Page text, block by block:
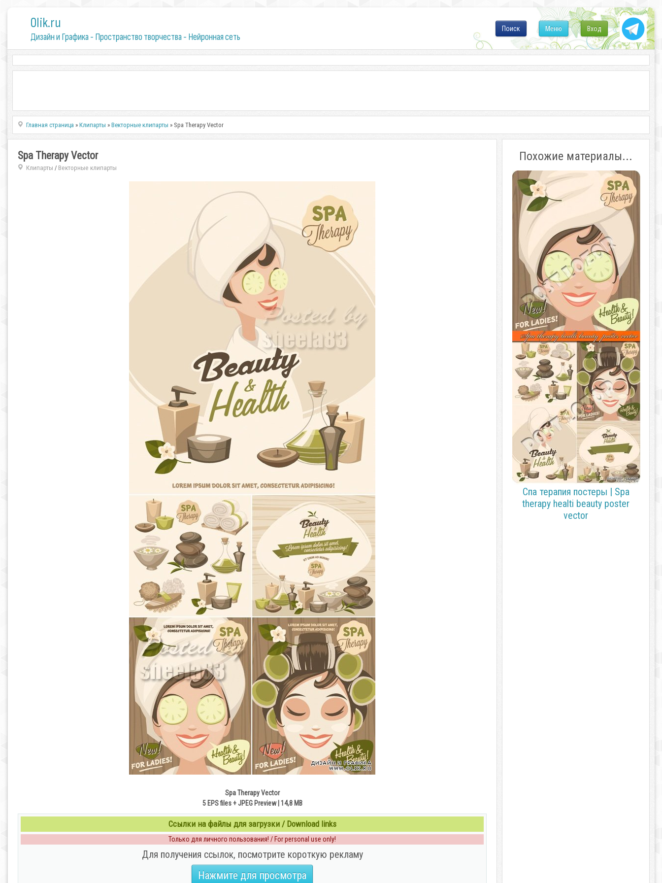
0lik.ru
Дизайн и Графика - Пространство творчества - Нейронная сеть
Вход
Меню
Поиск
Главная страница »Клипарты »Векторные клипарты » Spa Therapy Vector
Spa Therapy Vector
Клипарты / Векторные клипарты
Spa Therapy Vector
5 EPS files + JPEG Preview | 14,8 MB
Ссылки на файлы для загрузки / Download links
Только для личного пользования! / For personal use only!
Для получения ссылок, посмотрите короткую рекламу
Нажмите для просмотра
Похожие материалы...
Спа терапия постеры | Spa
therapy healti beauty poster
vector